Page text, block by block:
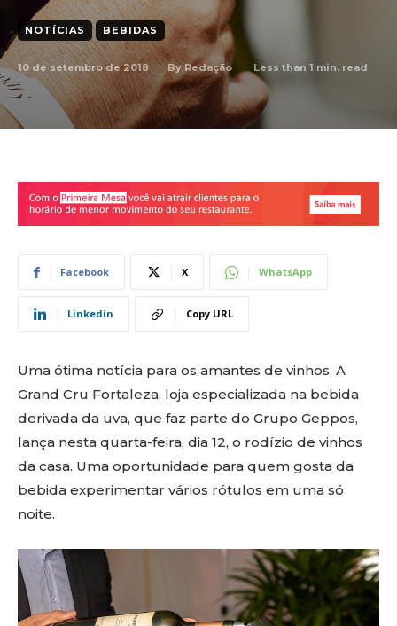
NOTÍCIAS BEBIDAS
10 de setembro de 2018 By Redação Less than 1 min. read
Facebook X WhatsApp
Linkedin Copy URL
Uma ótima notícia para os amantes de vinhos. A
Grand Cru Fortaleza, loja especializada na bebida
derivada da uva, que faz parte do Grupo Geppos,
lança nesta quarta-feira, dia 12, o rodízio de vinhos
da casa. Uma oportunidade para quem gosta da
bebida experimentar vários rótulos em uma só
noite.